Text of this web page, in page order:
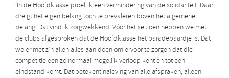
‘In de Hoofdklasse proef ik een vermindering van de solidariteit. Daar
dreigt het eigen belang toch te prevaleren boven het algemene
belang. Dat vind ik zorgwekkend. Vóór het seizoen hebben we met
de clubs afgesproken dat de Hoofdklasse het paradepaardje is. Dat
we er met z’n allen alles aan doen om ervoor te zorgen dat die
competitie een zo normaal mogelijk verloop kent en tot een
eindstand komt. Dat betekent naleving van alle afspraken, alleen